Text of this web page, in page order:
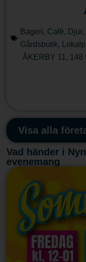
Bageri, Café, Djur,
Gårdsbutik,
ÅKERBY 11 , 148
Visa alla
Vad händer i
evenemang